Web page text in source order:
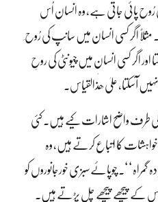
پائی جاتی ہے، وہ انسان اُس
اگر کسی انسان میں سانپ کی رُوح
اور اگر کسی انسان میں چیونٹی کی روحِ
آسکتا، علیٰ ھٰذالقیاس۔
کی طرف واضح اشارات کیے ہیں۔ کئی
کا اتباع کرتے ہیں، وہ
گمراہ‘‘۔ چوپائے سبزی خورجانوروں کو
کے پیچھے پیچھے چل پڑتے ہیں۔